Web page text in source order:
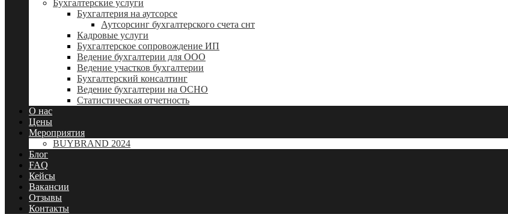
Бухгалтерские услуги
Бухгалтерия на аутсорсе
Аутсорсинг бухгалтерского счета снт
Кадровые услуги
Бухгалтерское сопровождение ИП
Ведение бухгалтерии для ООО
Ведение участков бухгалтерии
Бухгалтерский консалтинг
Ведение бухгалтерии на ОСНО
Статистическая отчетность
О нас
Цены
Мероприятия
BUYBRAND 2024
Блог
FAQ
Кейсы
Вакансии
Отзывы
Контакты